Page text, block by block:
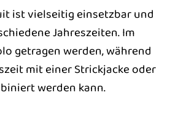
ist vielseitig einsetzbar und
Jahreszeiten. Im
getragen werden, während
mit einer Strickjacke oder
werden kann.